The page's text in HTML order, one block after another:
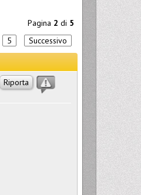
Pagina 2 di 5
5 Successivo
Riporta